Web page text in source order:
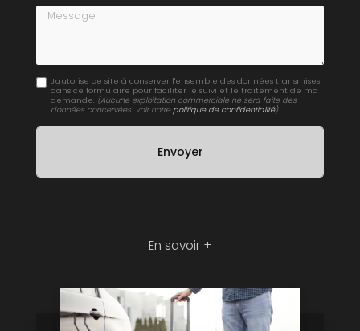
Message
J'autorise ce site à conserver l'ensemble des données transmises
dans ce formulaire pour faciliter le suivi et le traitement de ma
demande. (Aucune exploitation commerciale ne sera faite des
données concervées. Voir notre politique de confidentialité)
En savoir +